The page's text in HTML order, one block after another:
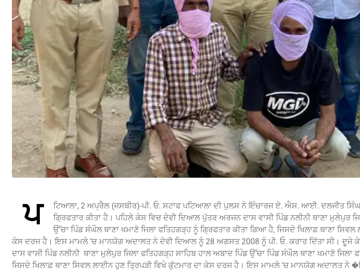
ਪ
ਟਿਆਲਾ, 2 ਅਪ੍ਰੈਲ (ਜਸਬੀਰ)-ਪੀ. ਓ. ਸਟਾਫ ਪਟਿਆਲਾ ਦੀ ਪੁਲਸ ਨੇ ਇੰਚਾਰਜ ਏ. ਐਸ. ਆਈ. ਦਲਜੀਤ
ਗਿ੍ਰਫਤਾਰ ਕੀਤਾ ਹੈ। ਪਹਿਲੇ ਕੇਸ ਵਿਚ ਦੇਵੀ ਦਿਆਲ ਪੁੱਤਰ ਅਰਜਨ ਦਾਸ ਵਾਸੀ ਪਿੰਡ ਨਲੀਨੀ ਥਾਣਾ ਮੁਲੇਪੁਰ
ਉੱਚਾ ਪਿੰਡ ਸੰਘੌਲ ਥਾਣਾ ਖਮਾਣੋ ਜਿਲਾ ਫਤਿਹਗੜ੍ਹ ਨੂੰ ਗਿ੍ਰਫਤਾਰ ਕੀਤਾ ਗਿਆ ਹੈ, ਜਿਸਦੇ ਖਿਲਾਫ਼ ਥਾਣਾ
ਕੇਸ ਦਰਜ ਹੈ। ਇਸ ਮਾਮਲੇ ’ਚ ਮਾਨਯੋਗ ਅਦਾਲਤ ਨੇ ਦੇਵੀ ਦਿਆਲ ਨੂੰ 28 ਅਗਸਤ 2008 ਨੂੰ ਪੀ. ਓ. ਕਰਾਰ ਦਿੱਤਾ ਸੀ।
ਦਾਸ ਵਾਸੀ ਪਿੰਡ ਨਲੀਨੀ ਥਾਣਾ ਮੁਲੇਪੁਰ ਜਿਲਾ ਫਤਿਹਗੜ੍ਹ ਸਾਹਿਬ ਹਾਲ ਅਬਾਦ ਪਿੰਡ ਉੱਚਾ ਪਿੰਡ ਸੰਘੌਲ ਥਾਣਾ ਖਮਾਣੋ ਜਿਲਾ
ਜਿਸਦੇ ਖਿਲਾਫ਼ ਥਾਣਾ ਸਿਵਲ ਲਾਈਨ ਹੁਣ ਤਿ੍ਰਪੜੀ ਵਿਖੇ ਕੁੱਟਮਾਰ ਦਾ ਕੇਸ ਦਰਜ ਹੈ। ਇਸ ਮਾਮਲੇ ’ਚ ਮਾਨਯੋਗ ਅਦਾਲਤ